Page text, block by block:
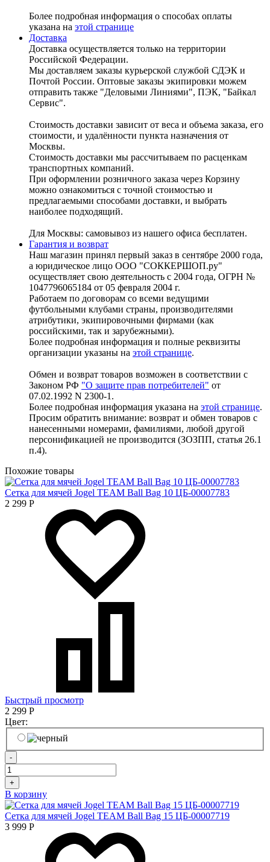
Более подробная информация о способах оплаты
указана на этой странице
Доставка
Доставка осуществляется только на территории
Российской Федерации.
Мы доставляем заказы курьерской службой СДЭК и
Почтой России. Оптовые заказы экипировки можем
отправить также "Деловыми Линиями", ПЭК, "Байкал
Сервис".
Стоимость доставки зависит от веса и объема заказа, его
стоимости, и удалённости пункта назначения от
Москвы.
Стоимость доставки мы рассчитываем по расценкам
транспортных компаний.
При оформлении розничного заказа через Корзину
можно ознакомиться с точной стоимостью и
предлагаемыми способами доставки, и выбрать
наиболее подходящий.
Для Москвы: самовывоз из нашего офиса бесплатен.
Гарантия и возврат
Наш магазин принял первый заказ в сентябре 2000 года,
а юридическое лицо ООО "СОККЕРШОП.ру"
осуществляет свою деятельность с 2004 года, ОГРН №
1047796065184 от 05 февраля 2004 г.
Работаем по договорам со всеми ведущими
футбольными клубами страны, производителями
атрибутики, экипировочными фирмами (как
российскими, так и зарубежными).
Более подробная информация и полные реквизиты
организации указаны на этой странице.
Обмен и возврат товаров возможен в соответствии с
Законом РФ "О защите прав потребителей" от
07.02.1992 N 2300-1.
Более подробная информация указана на этой странице.
Просим обратить внимание: возврат и обмен товаров с
нанесенными номерами, фамилиями, любой другой
персонификацией не производится (ЗОЗПП, статья 26.1
п.4).
Похожие товары
Сетка для мячей Jogel TEAM Ball Bag 10 ЦБ-00007783
2 299 Р
Быстрый просмотр
2 299 Р
Цвет:
-
+
В корзину
Сетка для мячей Jogel TEAM Ball Bag 15 ЦБ-00007719
3 999 Р